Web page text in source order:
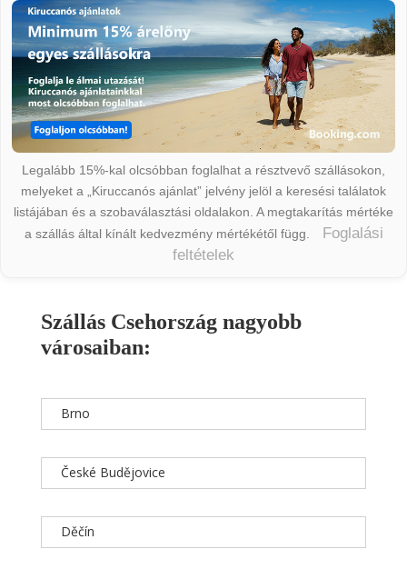
Legalább 15%-kal olcsóbban foglalhat a résztvevő szállásokon,
melyeket a „Kiruccanós ajánlat” jelvény jelöl a keresési találatok
listájában és a szobaválasztási oldalakon. A megtakarítás mértéke
a szállás által kínált kedvezmény mértékétől függ.
Foglalási
feltételek
Szállás Csehország nagyobb
városaiban:
Brno
České Budějovice
Děčín